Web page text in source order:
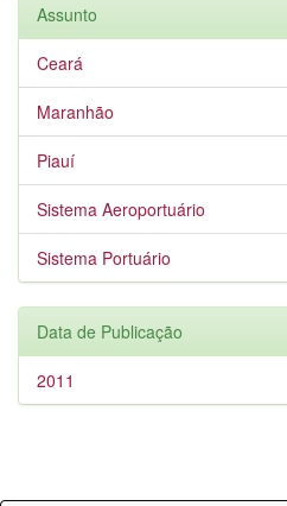
Assunto
Ceará
Maranhão
Piauí
Sistema Aeroportuário
Sistema Portuário
Data de Publicação
2011